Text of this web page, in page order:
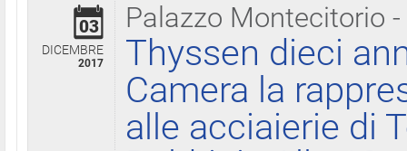
Palazzo Montecitorio
03
DICEMBRE
2017
Thyssen dieci
Camera la
alle acciaierie di